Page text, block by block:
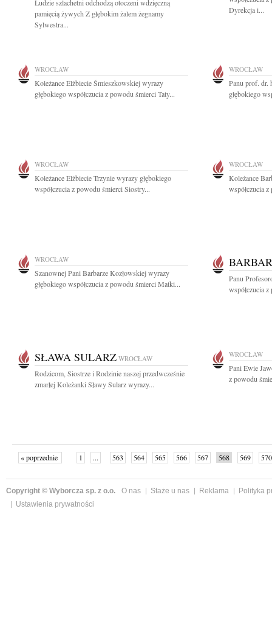
Ludzie szlachetni odchodzą otoczeni wdzięczną
pamięcią żywych Z głębokim żalem żegnamy
Sylwestra...
Dyrekcja i...
WROCŁAW
Koleżance Elżbiecie Śmieszkowskiej wyrazy
głębokiego współczucia z powodu śmierci Taty...
WROCŁAW
Panu prof. dr.
głębokiego
WROCŁAW
Koleżance Elżbiecie Trzynie wyrazy głębokiego
współczucia z powodu śmierci Siostry...
WROCŁAW
Koleżance
współczucia
WROCŁAW
Szanownej Pani Barbarze Kozłowskiej wyrazy
głębokiego współczucia z powodu śmierci Matki...
Panu
współczucia
SŁAWA SULARZ WROCŁAW
Rodzicom, Siostrze i Rodzinie naszej przedwcześnie
zmarłej Koleżanki Sławy Sularz wyrazy...
WROCŁAW
Pani Ewie
z powodu
« poprzednie 1 ... 563 564 565 566 567 568 569
570
Copyright © Wyborcza sp. z o.o. O nas Staże u nas Reklama
Polityka
Ustawienia prywatności